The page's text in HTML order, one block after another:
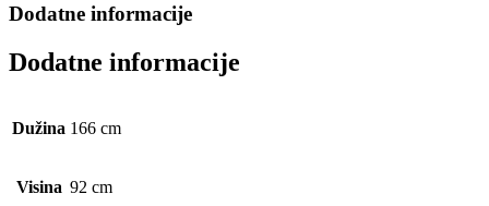
Dodatne informacije
Dodatne informacije
Dužina 166 cm
Visina 92 cm